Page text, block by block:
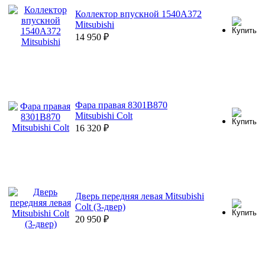
Коллектор впускной 1540A372
Mitsubishi
14 950 ₽
Фара правая 8301B870
Mitsubishi Colt
16 320 ₽
Дверь передняя левая Mitsubishi
Colt (3-двер)
20 950 ₽